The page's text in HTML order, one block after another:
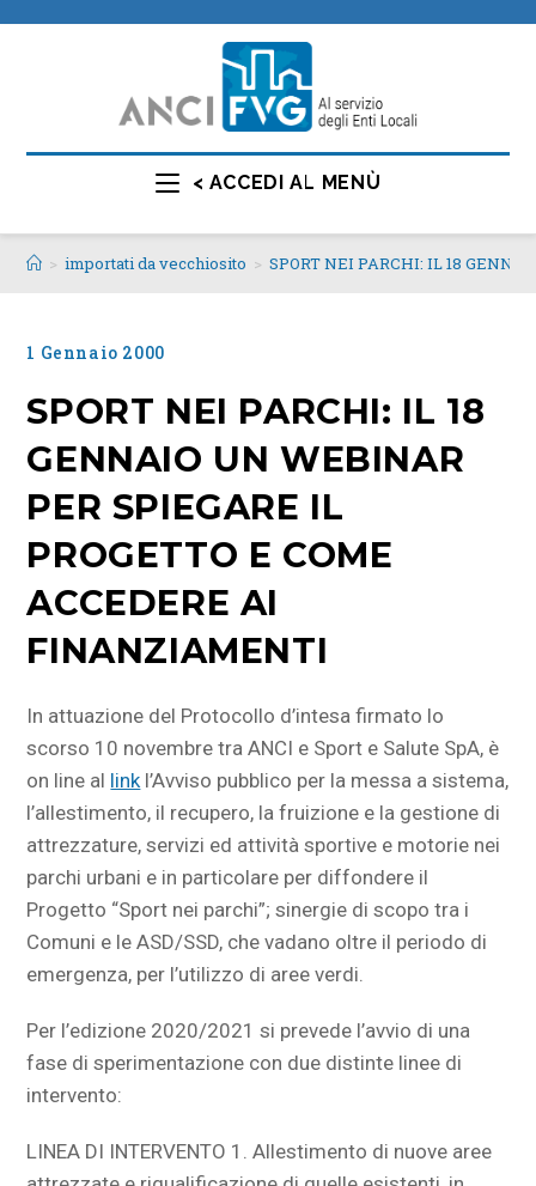
< ACCEDI AL MENÙ
> importati da vecchiosito > SPORT NEI PARCHI: IL 18
1 Gennaio 2000
SPORT NEI PARCHI: IL 18
GENNAIO UN WEBINAR
PER SPIEGARE IL
PROGETTO E COME
ACCEDERE AI
FINANZIAMENTI
In attuazione del Protocollo d’intesa firmato lo
scorso 10 novembre tra ANCI e Sport e Salute SpA, è
on line al linkl’Avviso pubblico per la messa a sistema,
l’allestimento, il recupero, la fruizione e la gestione di
attrezzature, servizi ed attività sportive e motorie nei
parchi urbani e in particolare per diffondere il
Progetto “Sport nei parchi”; sinergie di scopo tra i
Comuni e le ASD/SSD, che vadano oltre il periodo di
emergenza, per l’utilizzo di aree verdi.
Per l’edizione 2020/2021 si prevede l’avvio di una
fase di sperimentazione con due distinte linee di
intervento:
LINEA DI INTERVENTO 1. Allestimento di nuove aree